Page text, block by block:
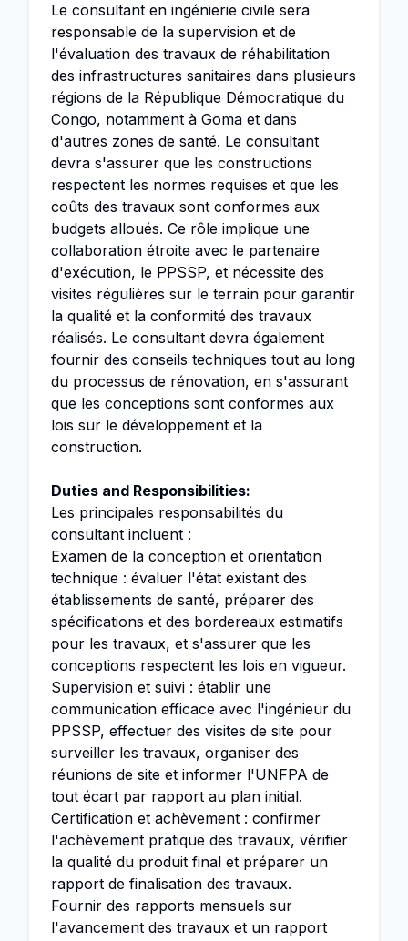
Le consultant en ingénierie civile sera
responsable de la supervision et de
l'évaluation des travaux de réhabilitation
des infrastructures sanitaires dans plusieurs
régions de la République Démocratique du
Congo, notamment à Goma et dans
d'autres zones de santé. Le consultant
devra s'assurer que les constructions
respectent les normes requises et que les
coûts des travaux sont conformes aux
budgets alloués. Ce rôle implique une
collaboration étroite avec le partenaire
d'exécution, le PPSSP, et nécessite des
visites régulières sur le terrain pour garantir
la qualité et la conformité des travaux
réalisés. Le consultant devra également
fournir des conseils techniques tout au long
du processus de rénovation, en s'assurant
que les conceptions sont conformes aux
lois sur le développement et la
construction.
Duties and Responsibilities:
Les principales responsabilités du
consultant incluent :
Examen de la conception et orientation
technique : évaluer l'état existant des
établissements de santé, préparer des
spécifications et des bordereaux estimatifs
pour les travaux, et s'assurer que les
conceptions respectent les lois en vigueur.
Supervision et suivi : établir une
communication efficace avec l'ingénieur du
PPSSP, effectuer des visites de site pour
surveiller les travaux, organiser des
réunions de site et informer l'UNFPA de
tout écart par rapport au plan initial.
Certification et achèvement : confirmer
l'achèvement pratique des travaux, vérifier
la qualité du produit final et préparer un
rapport de finalisation des travaux.
Fournir des rapports mensuels sur
l'avancement des travaux et un rapport